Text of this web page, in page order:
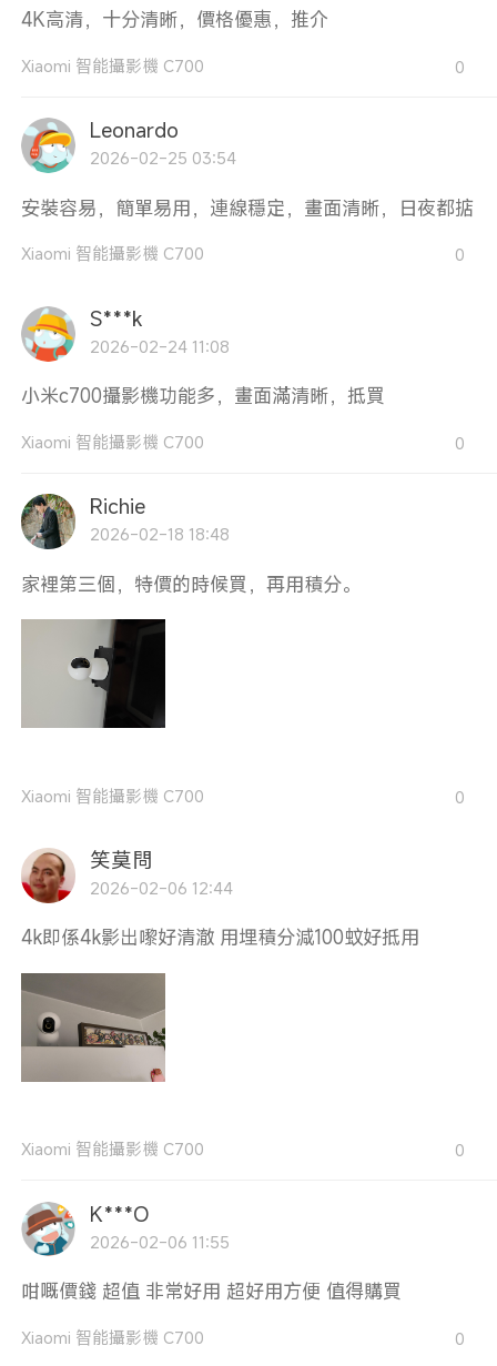
4K高清，十分清晰，價格優惠，推介
Xiaomi 智能攝影機 C700 0
Leonardo
2026-02-25 03:54
安裝容易，簡單易用，連線穩定，畫面清晰，日夜都掂
Xiaomi 智能攝影機 C700 0
S***k
2026-02-24 11:08
小米c700攝影機功能多，畫面滿清晰，抵買
Xiaomi 智能攝影機 C700 0
Richie
2026-02-18 18:48
家裡第三個，特價的時候買，再用積分。
Xiaomi 智能攝影機 C700 0
笑莫問
2026-02-06 12:44
4k即係4k影出嚟好清澈 用埋積分減100蚊好抵用
Xiaomi 智能攝影機 C700 0
K***O
2026-02-06 11:55
咁嘅價錢 超值 非常好用 超好用方便 值得購買
Xiaomi 智能攝影機 C700 0